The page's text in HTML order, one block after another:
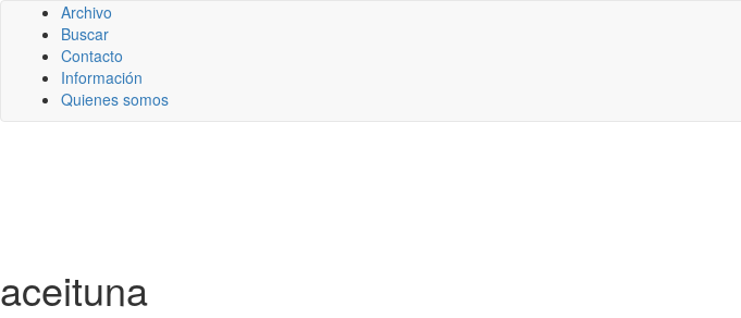
Archivo
Buscar
Contacto
Información
Quienes somos
aceituna